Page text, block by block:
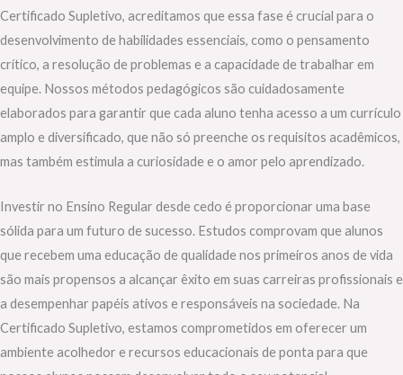
Certificado Supletivo, acreditamos que essa fase é crucial para o
desenvolvimento de habilidades essenciais, como o pensamento
crítico, a resolução de problemas e a capacidade de trabalhar em
equipe. Nossos métodos pedagógicos são cuidadosamente
elaborados para garantir que cada aluno tenha acesso a um currículo
amplo e diversificado, que não só preenche os requisitos acadêmicos,
mas também estimula a curiosidade e o amor pelo aprendizado.
Investir no Ensino Regular desde cedo é proporcionar uma base
sólida para um futuro de sucesso. Estudos comprovam que alunos
que recebem uma educação de qualidade nos primeiros anos de vida
são mais propensos a alcançar êxito em suas carreiras profissionais e
a desempenhar papéis ativos e responsáveis na sociedade. Na
Certificado Supletivo, estamos comprometidos em oferecer um
ambiente acolhedor e recursos educacionais de ponta para que